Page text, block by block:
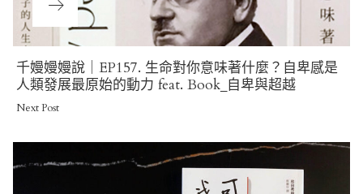
Next
Post
千嫚嫚嫚說｜EP157. 生命對你意味著什麼？自卑感是
人類發展最原始的動力 feat. Book_自卑與超越
Next Post